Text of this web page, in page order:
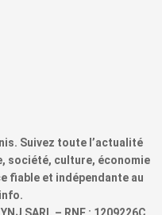
Suivez toute l’actualité
société, culture, économie
fiable et indépendante au
SARL – RNE : 1209226C